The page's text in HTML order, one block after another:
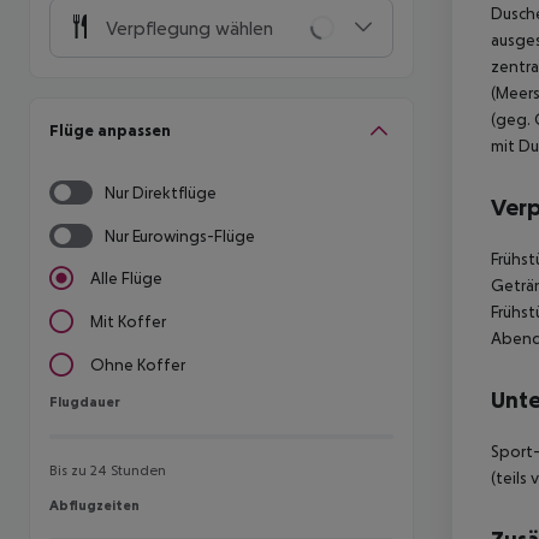
Verpflegung wählen
Flüge anpassen
Nur Direktflüge
Nur Eurowings-Flüge
Alle Flüge
Mit Koffer
Ohne Koffer
Flugdauer
Flugdauer
Bis zu 24 Stunden
Abflugzeiten
Abflugzeiten
(geg.
mit
(teils